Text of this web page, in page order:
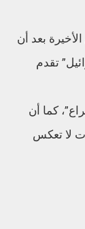
بعد أن
تقدم
كما أن
لا تعكس